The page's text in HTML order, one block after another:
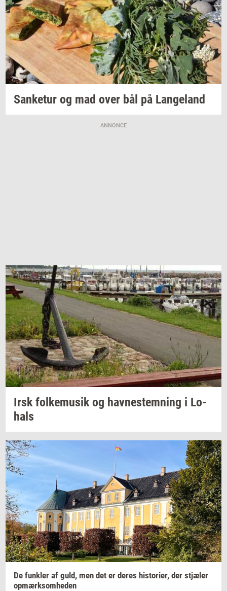
San­ke­tur og mad over bål på Lan­geland
ANNONCE
Irskfol­kemu­sikog hav­ne­stem­ning i Lo­
hals
De funk­ler af guld, men det er deres hi­sto­ri­er, der stjæ­ler
op­mærk­som­he­den